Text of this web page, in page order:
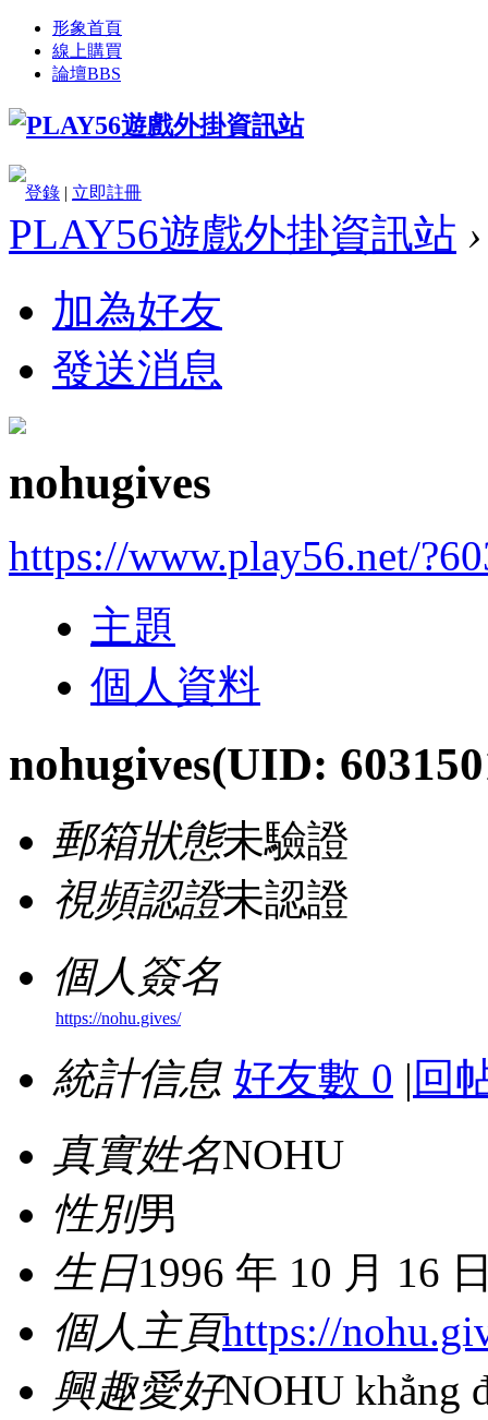
形象首頁
線上購買
論壇BBS
登錄 | 立即註冊
PLAY56遊戲外掛資訊站 ›
加為好友
發送消息
nohugives
https://www.play56.net/
主題
個人資料
nohugives(UID:
郵箱狀態未驗證
視頻認證未認證
個人簽名
https://nohu.gives/
統計信息 好友數 0 | 回
真實姓名NOHU
性別男
生日1996 年 10 月 16
個人主頁https://
興趣愛好NOHU khẳng